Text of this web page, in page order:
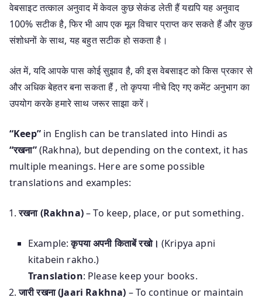
वेबसाइट तत्काल अनुवाद में केवल कुछ सेकंड लेती हैं यद्यपि यह अनुवाद
100% सटीक है, फिर भी आप एक मूल विचार प्राप्त कर सकते हैं और कुछ
संशोधनों के साथ, यह बहुत सटीक हो सकता है।
अंत में, यदि आपके पास कोई सुझाव है, की इस वेबसाइट को किस प्रकार से
और अधिक बेहतर बना सकता हैं , तो कृपया नीचे दिए गए कमेंट अनुभाग का
उपयोग करके हमारे साथ जरूर साझा करें।
“Keep”in English can be translated into Hindi as
“रखना”(Rakhna), but depending on the context, it has
multiple meanings. Here are some possible
translations and examples:
रखना (Rakhna)– To keep, place, or put something.
Example:कृपया अपनी किताबें रखो। (Kripya apni
kitabein rakho.)
Translation: Please keep your books.
जारी रखना (Jaari Rakhna) – To continue or maintain